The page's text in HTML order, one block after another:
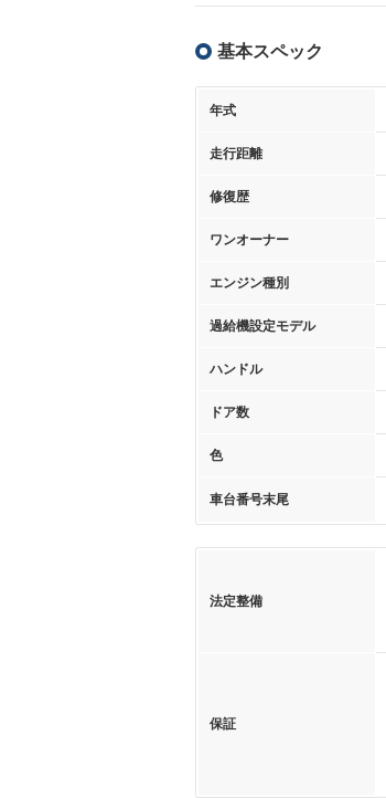
基本スペック
年式
走行距離
修復歴
ワンオーナー
エンジン種別
過給機設定モデル
ハンドル
ドア数
色
車台番号末尾
法定整備
保証